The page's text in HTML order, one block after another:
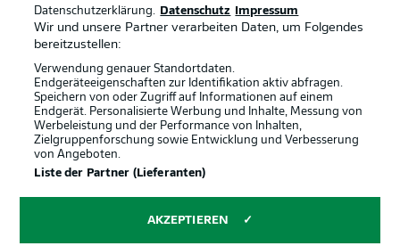
Rechtliche Hinweise Voreinstellungen verwalten
Datenschutz
Spieler Liveticker
Datenschutzerklärung.
Datenschutz Impressum
Wir und unsere Partner verarbeiten Daten, um Folgendes
bereitzustellen:
Verwendung genauer Standortdaten.
Endgeräteeigenschaften zur Identifikation aktiv abfragen.
Speichern von oder Zugriff auf Informationen auf einem
Endgerät. Personalisierte Werbung und Inhalte, Messung von
Werbeleistung und der Performance von Inhalten,
Zielgruppenforschung sowie Entwicklung und Verbesserung
von Angeboten.
Liste der Partner (Lieferanten)
AKZEPTIEREN